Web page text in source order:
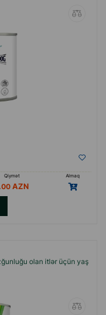
Qiymət
Almaq
olan itlər üçün yaş